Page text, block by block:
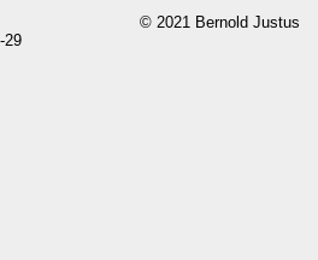
29
© 2021 Bernold Justus